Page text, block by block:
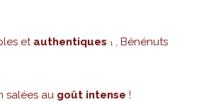
et authentiques 1 , Bénénuts
salées au goût intense !